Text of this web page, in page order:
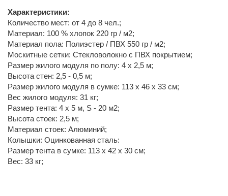
Характеристики:
Количество мест: от 4 до 8 чел.;
Материал: 100 % хлопок 220 гр / м2;
Материал пола: Полиэстер / ПВХ 550 гр / м2;
Москитные сетки: Стекловолокно с ПВХ покрытием;
Размер жилого модуля по полу: 4 х 2,5 м;
Высота стен: 2,5 - 0,5 м;
Размер жилого модуля в сумке: 113 x 46 x 33 см;
Вес жилого модуля: 31 кг;
Размер тента: 4 х 5 м, S - 20 м2;
Высота стоек: 2,5 м;
Материал стоек: Алюминий;
Колышки: Оцинкованная сталь:
Размер тента в сумке: 113 x 42 x 30 см;
Вес: 33 кг;